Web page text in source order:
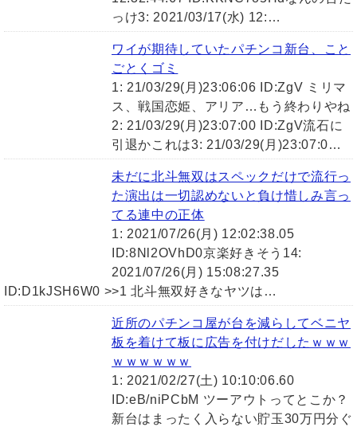
っけ3: 2021/03/17(水) 12:…
ワイが期待していたパチンコ新台、こと
ごとくゴミ
1: 21/03/29(月)23:06:06 ID:ZgV ミリマ
ス、戦国恋姫、アリア…もう終わりやね
2: 21/03/29(月)23:07:00 ID:ZgV流石に
引退かこれは3: 21/03/29(月)23:07:0…
未だに北斗無双はスペックだけで流行っ
た演出は一切認めないと負け惜しみ言っ
てる連中の正体
1: 2021/07/26(月) 12:02:38.05
ID:8Nl2OVhD0京楽好きそう14:
2021/07/26(月) 15:08:27.35
ID:D1kJSH6W0 >>1 北斗無双好きなヤツは…
近所のパチンコ屋が台を減らしてベニヤ
板を着けて板に広告を付けだしたｗｗｗ
ｗｗｗｗｗｗ
1: 2021/02/27(土) 10:10:06.60
ID:eB/niPCbM ツーアウトってとこか？
新台はまったく入らない貯玉30万円分ぐ